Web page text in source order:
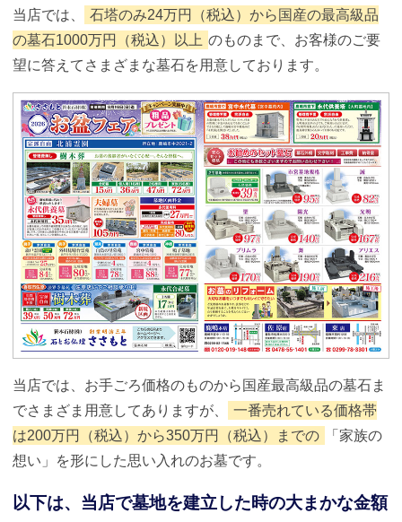
当店では、
石塔のみ24万円（税込）から国産の最高級品
の墓石1000万円（税込）以上 のものまで、お客様のご要
望に答えてさまざまな墓石を用意しております。
当店では、お手ごろ価格のものから国産最高級品の墓石ま
でさまざま用意してありますが、
一番売れている価格帯
は200万円（税込）から350万円（税込）までの
「家族の
想い」を形にした思い入れのお墓です。
以下は、当店で墓地を建立した時の大まかな金額